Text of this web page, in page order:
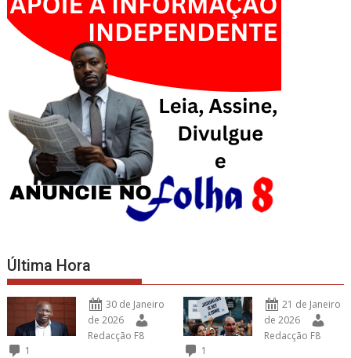
Última Hora
30 de Janeiro
de 2026
Redacção F8
1
21 de Janeiro
de 2026
Redacção F8
1